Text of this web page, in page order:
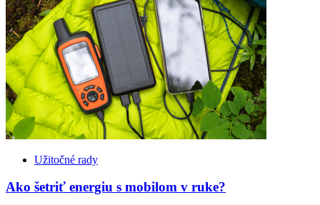
Užitočné rady
Ako šetriť energiu s mobilom v ruke?